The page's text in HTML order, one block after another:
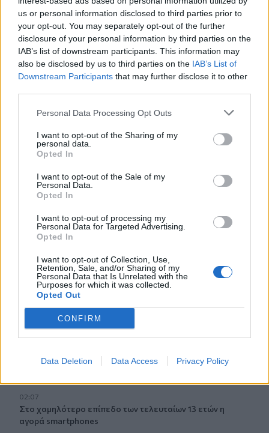
us or personal information disclosed to third parties prior to
your opt-out. You may separately opt-out of the further
disclosure of your personal information by third parties on the
IAB’s list of downstream participants. This information may
also be disclosed by us to third parties on the IAB’s List of
Downstream Participants that may further disclose it to other
Personal Data Processing Opt Outs
I want to opt-out of the Sharing of my
personal data.
Opted In
I want to opt-out of the Sale of my
Personal Data.
Opted In
I want to opt-out of processing my
Personal Data for Targeted Advertising.
Opted In
I want to opt-out of Collection, Use,
Retention, Sale, and/or Sharing of my
Personal Data that Is Unrelated with the
Purposes for which it was collected.
Opted Out
CONFIRM
Data Deletion Data Access Privacy Policy
07:12
Θλίψη στην εκπαιδευτική κοινότητα για τον θάνατο του
Θοδωρή Κατσωνόπουλου
07:12
Εορτολόγιο: Ποιοι γιορτάζουν σήμερα 6 Αυγούστου
Νέα θωρηκτά των ΗΠΑ θα φέρουν το όνομα του Ντόναλντ
Τραμπ
06:45
Λασίθι: Μεγάλη φωτιά στο Καρύδι Σητείας - Μήνυμα από
το 112
05:37
Σαλάτα καπρέζε
04:14
Η Σελίνα Γκόμεζ τραγουδά στα ισπανικά στο νέο βίντεο
του συζύγου της, Μπένι Μπλάνκο
02:07
Στο χαμηλότερο επίπεδο των τελευταίων 13 ετών η
αγορά smartphones